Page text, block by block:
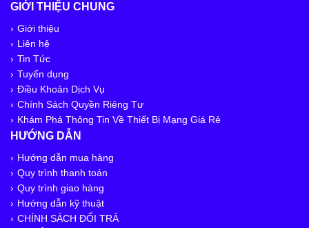
GIỚI THIỆU CHUNG
Giới thiệu
Liên hệ
Tin Tức
Tuyển dụng
Điều Khoản Dịch Vụ
Chính Sách Quyền Riêng Tư
Khám Phá Thông Tin Về Thiết Bị Mạng Giá Rẻ
HƯỚNG DẪN
Hướng dẫn mua hàng
Quy trình thanh toán
Quy trình giao hàng
Hướng dẫn kỹ thuật
CHÍNH SÁCH ĐỔI TRẢ